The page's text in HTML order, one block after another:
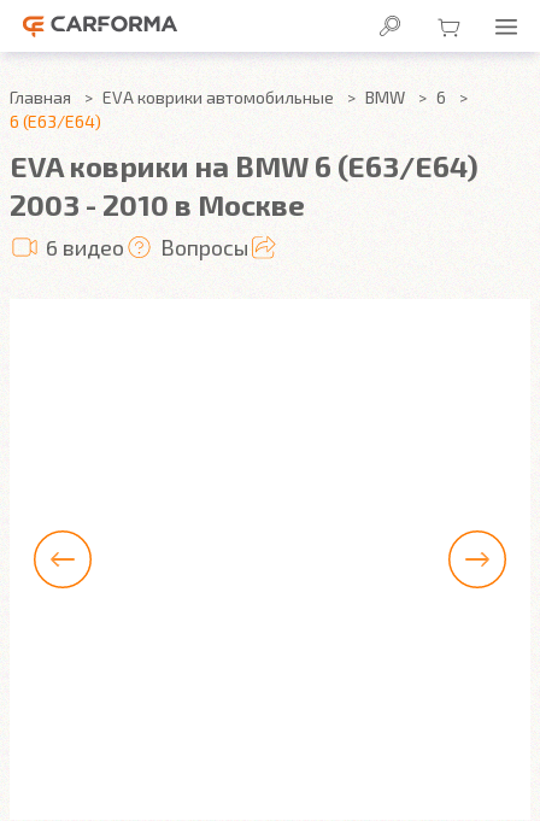
Главная EVA коврики автомобильные BMW
6
6 (E63/E64)
EVA коврики на BMW 6 (E63/E64)
2003 - 2010 в Москве
6 видео Вопросы